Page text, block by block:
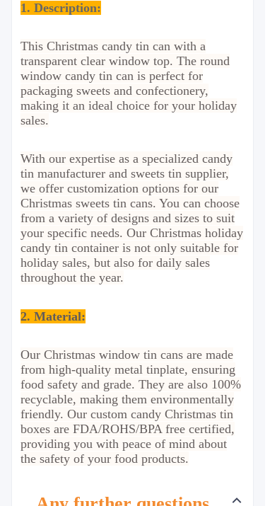
1. Description:
This Christmas candy tin can with a
transparent clear window top. The round
window candy tin can is perfect for
packaging sweets and confectionery,
making it an ideal choice for your holiday
sales.
With our expertise as a specialized candy
tin manufacturer and sweets tin supplier,
we offer customization options for our
Christmas sweets tin cans. You can choose
from a variety of designs and sizes to suit
your specific needs. Our Christmas holiday
candy tin container is not only suitable for
holiday sales, but also for daily sales
throughout the year.
2. Material:
Our Christmas window tin cans are made
from high-quality metal tinplate, ensuring
food safety and grade. They are also 100%
recyclable, making them environmentally
friendly. Our custom candy Christmas tin
boxes are FDA/ROHS/BPA free certified,
providing you with peace of mind about
the safety of your food products.